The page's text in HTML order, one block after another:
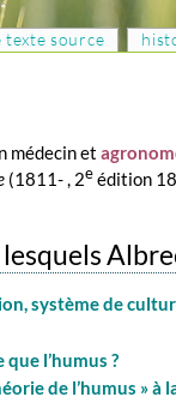
médecin et
(1811- , 2eédition
système de
que l’humus ?
de l’humus » à
texte source